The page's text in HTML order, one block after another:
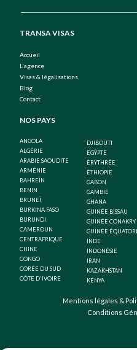
TRANSA VISAS
Accueil
L'agence
Visas & légalisations
Blog
Contact
NOS PAYS
ANGOLA
ALGÉRIE
ARABIE SAOUDITE
ARMÉNIE
BAHREÏN
BENIN
BRUNEÏ
BURKINA FASO
BURUNDI
CAMEROUN
CENTRAFRIQUE
CHINE
CONGO
CORÉE DU SUD
CÔTE D'IVOIRE
DJIBOUTI
EGYPTE
ÉRYTHRÉE
ÉTHIOPIE
GABON
GAMBIE
GHANA
GUINÉE BISSAU
GUINÉE CONAKRY
GUINÉE
INDE
INDONÉSIE
IRAN
KAZAKHSTAN
KENYA
Mentions légales &
Conditions